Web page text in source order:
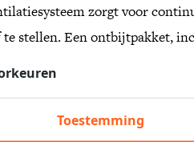
zorgt voor
te stellen. Een ontbijtpakket,
op bed met de hele familie
Toestemming